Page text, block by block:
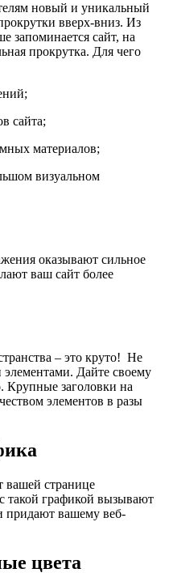
новый и уникальный
вверх-вниз. Из
запоминается сайт, на
прокрутка. Для чего
сайта;
материалов;
визуальном
оказывают сильное
ваш сайт более
– это круто! Не
Дайте своему
Крупные заголовки на
элементов в разы
вашей странице
такой графикой вызывают
придают вашему веб-
цвета